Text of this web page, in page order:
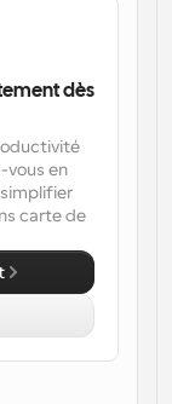
appels
et mises à
plusieurs
dès
vous en
carte de